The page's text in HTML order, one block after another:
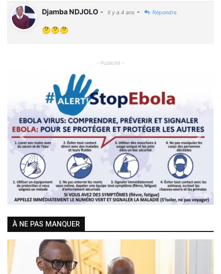
Djamba NDJOLO - Il y a 4 ans - Répondre
🤔🤔🤔
- Publicité -
Previous Next
À NE PAS MANQUER